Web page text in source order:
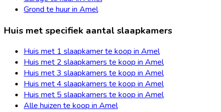
Grond te huur in Amel
Huis met specifiek aantal slaapkamers
Huis met 1 slaapkamer te koop in Amel
Huis met 2 slaapkamers te koop in Amel
Huis met 3 slaapkamers te koop in Amel
Huis met 4 slaapkamers te koop in Amel
Huis met 5 slaapkamers te koop in Amel
Alle huizen te koop in Amel